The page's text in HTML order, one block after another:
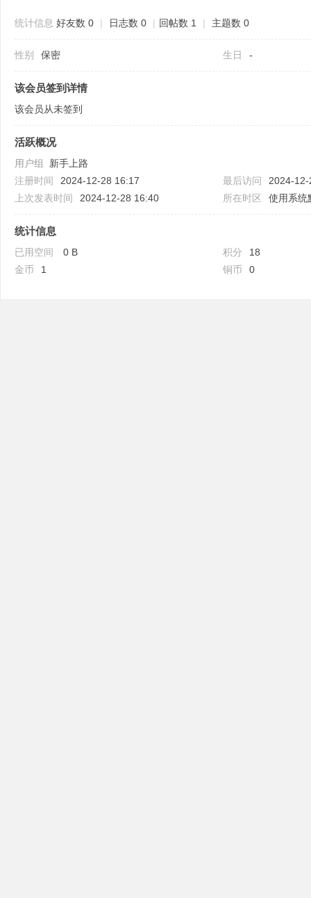
统计信息 好友数 0 | 日志数 0 | 回帖数 1 | 主题数 0
性别 保密 生日 -
该会员签到详情
该会员从未签到
活跃概况
用户组 新手上路
注册时间
2024-12-28 16:17 最后访问
2024-
上次发表时间
2024-12-28 16:40 所在时区 使用系统
统计信息
已用空间 0 B 积分
18
金币
1 铜币 0